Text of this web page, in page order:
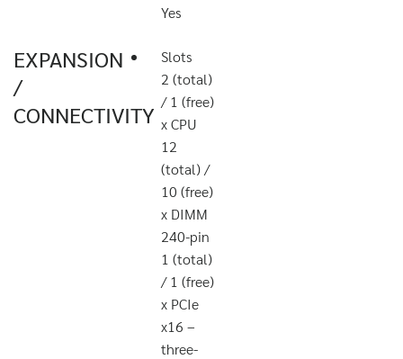
Yes
EXPANSION
/
CONNECTIVITY
Slots
2 (total)
/ 1 (free)
x CPU
12
(total) /
10 (free)
x DIMM
240-pin
1 (total)
/ 1 (free)
x PCIe
x16 –
three-